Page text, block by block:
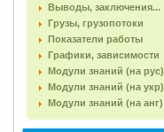
Выводы, заключения...
Грузы, грузопотоки
Показатели работы
Графики, зависимости
Модули знаний (на рус)
Модули знаний (на укр)
Модули знаний (на анг)